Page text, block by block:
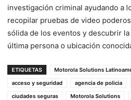
investigación criminal ayudando a
recopilar pruebas de video
sólida de los eventos y descubrir
última persona o ubicación
ETIQUETAS
Motorola Solutions
acceso y seguridad
agencia de policia
ciudades seguras
Motorola Solutions